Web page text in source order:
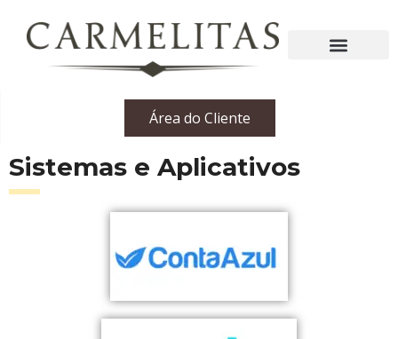
Área do Cliente
Sistemas e Aplicativos